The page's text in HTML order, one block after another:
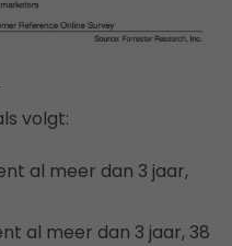
volgt:
al meer dan 3 jaar,
al meer dan 3 jaar, 38